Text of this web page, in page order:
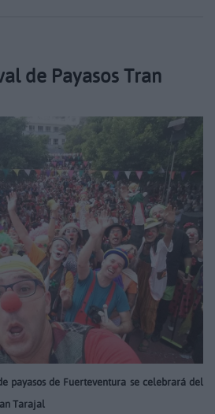
de Payasos Tran
payasos de Fuerteventura se celebrará del
Tarajal